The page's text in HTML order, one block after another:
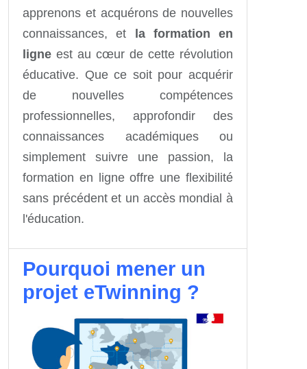
apprenons et acquérons de nouvelles
connaissances, et la formation en
ligne est au cœur de cette révolution
éducative. Que ce soit pour acquérir
de nouvelles compétences
professionnelles, approfondir des
connaissances académiques ou
simplement suivre une passion, la
formation en ligne offre une flexibilité
sans précédent et un accès mondial à
l'éducation.
Pourquoi mener un
projet eTwinning ?